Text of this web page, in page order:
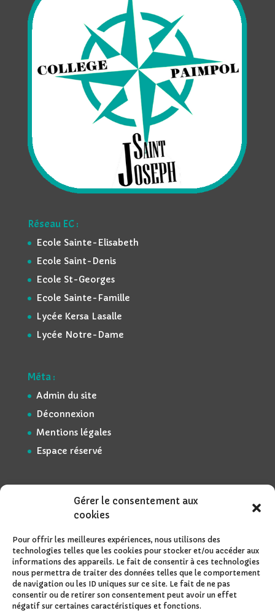
Gérer le consentement aux
cookies
Pour offrir les meilleures expériences, nous utilisons des
technologies telles que les cookies pour stocker et/ou accéder aux
informations des appareils. Le fait de consentir à ces technologies
nous permettra de traiter des données telles que le comportement
de navigation ou les ID uniques sur ce site. Le fait de ne pas
consentir ou de retirer son consentement peut avoir un effet
négatif sur certaines caractéristiques et fonctions.
Réseau EC :
Ecole Sainte-Elisabeth
Ecole Saint-Denis
Ecole St-Georges
Ecole Sainte-Famille
Lycée Kersa Lasalle
Lycée Notre-Dame
Méta :
Admin du site
Déconnexion
Mentions légales
Espace réservé